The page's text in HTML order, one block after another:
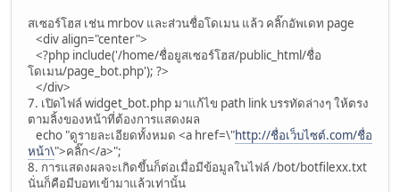
สเซอร์โฮส เช่น mrbov และส่วนชื่อโดเมน แล้ว คลิ๊กอัพเดท page
<div align="center">
<?php include('/home/ชื่อยูสเซอร์โฮส/public_html/ชื่อ
โดเมน/page_bot.php'); ?>
</div>
7. เปิดไฟล์ widget_bot.php มาแก้ไข path link บรรทัดล่างๆ ให้ตรง
ตามลิ้งของหน้าที่ต้องการแสดงผล
echo "ดูรายละเอียดทั้งหมด <a href=\"http://ชื่อเว็บไซต์.com/ชื่อ
หน้า\">คลิ๊ก</a>";
8. การแสดงผลจะเกิดขึ้นก็ต่อเมื่อมีข้อมูลในไฟล์ /bot/botfilexx.txt
นั่นก็คือมีบอทเข้ามาแล้วเท่านั้น